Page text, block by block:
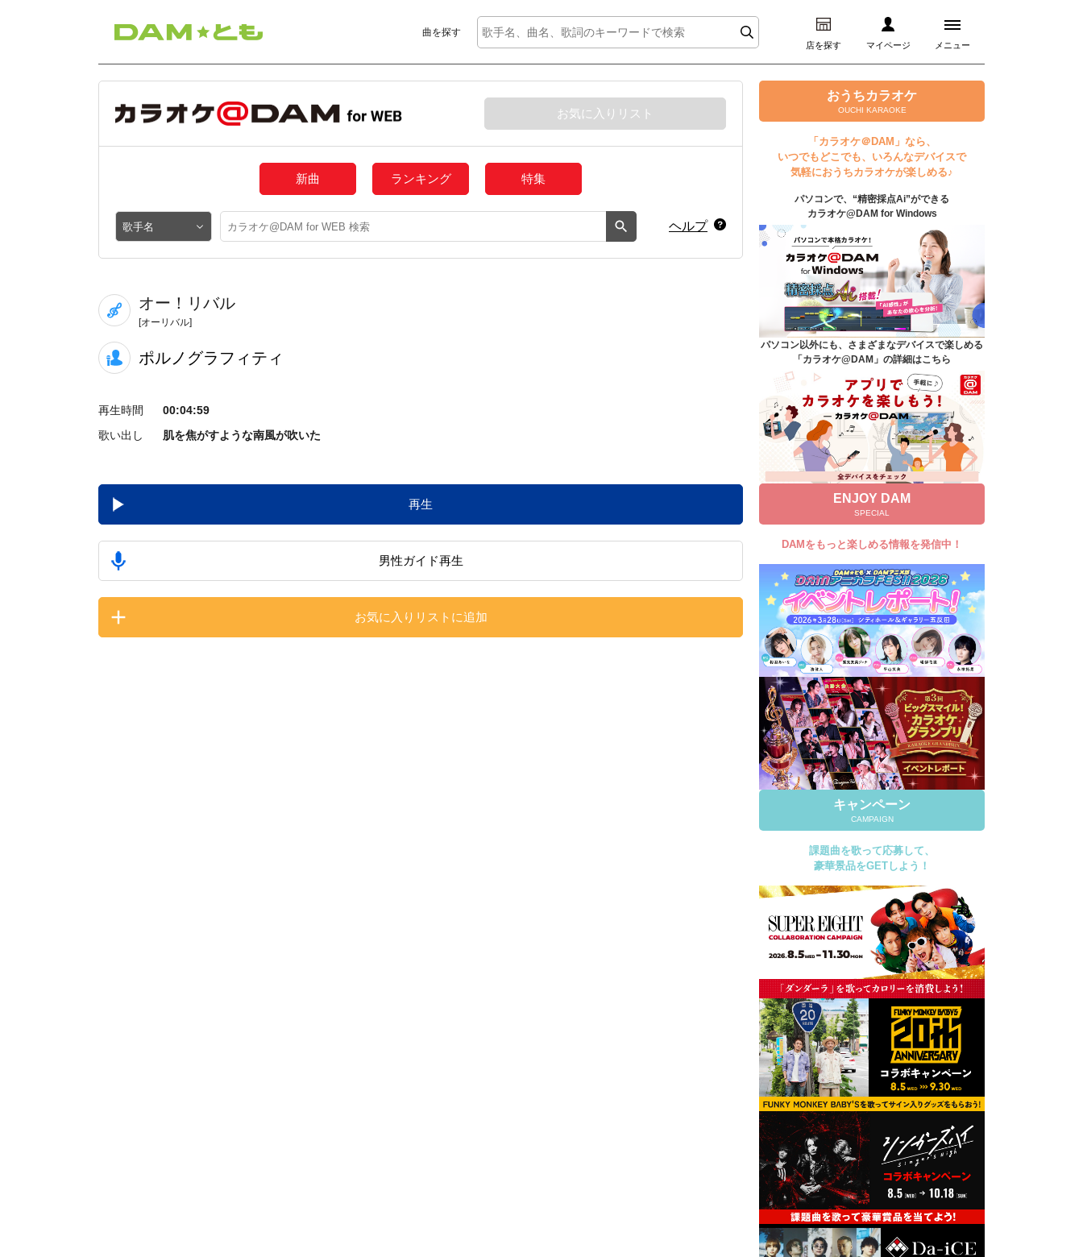
曲を探す
店を探す マイページ メニュー
ログイン
マイページ
プレミアムサービス
DAM★とも動画
DAM★とも録音
カラオケ＠DAM
ユーザー検索
キャンペーン
よくあるご質問
DAMの新曲・ランキングなど
カラオケ最新情報をチェック！
自宅でカラオケ歌い放題！
家族や友達と一緒に！練習にも！
お気に入りリスト
新曲 ランキング 特集
ヘルプ
オー！リバル
[オーリバル]
ポルノグラフィティ
再生時間
00:04:59
歌い出し
肌を焦がすような南風が吹いた
再生
男性ガイド再生
お気に入りリストに追加
おうちカラオケ
OUCHI KARAOKE
「カラオケ＠DAM」なら、
いつでもどこでも、いろんなデバイスで
気軽におうちカラオケが楽しめる♪
パソコンで、“精密採点Ai”ができる
カラオケ@DAM for Windows
パソコン以外にも、さまざまなデバイスで楽しめる
「カラオケ@DAM」の詳細はこちら
ENJOY DAM
SPECIAL
DAMをもっと楽しめる情報を発信中！
キャンペーン
CAMPAIGN
課題曲を歌って応募して、
豪華景品をGETしよう！